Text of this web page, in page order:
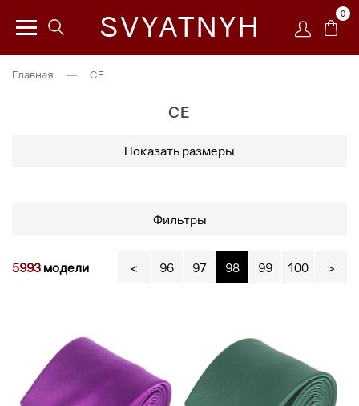
SVYATNYH 0
Главная — CE
CE
Показать размеры
Фильтры
5993модели < 96 97 98 99 100 >